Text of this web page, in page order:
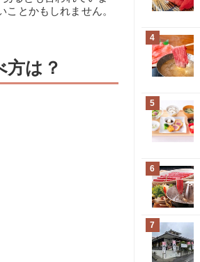
とかもしれません。
は？
4
5
6
7